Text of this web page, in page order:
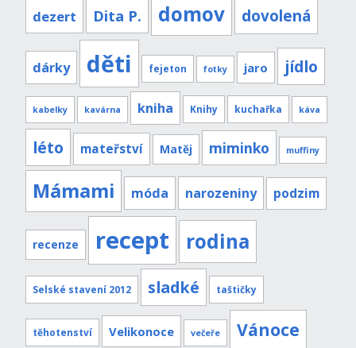
dezert Dita P. domov dovolená
dárky děti fejeton fotky jaro jídlo
kabelky kavárna kniha Knihy kuchařka káva
léto mateřství Matěj miminko muffiny
Mámami móda narozeniny podzim
recenze recept rodina
Selské stavení 2012 sladké taštičky
těhotenství Velikonoce večeře Vánoce